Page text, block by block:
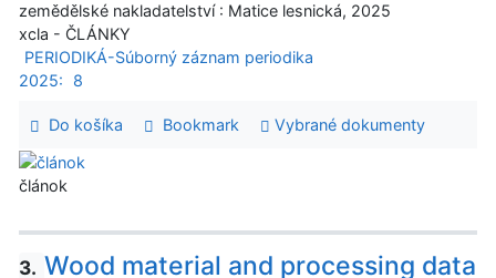
zemědělské nakladatelství : Matice lesnická, 2025
xcla - ČLÁNKY
PERIODIKÁ-Súborný záznam periodika
2025:
8
Do košíka Bookmark Vybrané dokumenty
článok
3. Wood material and processing data